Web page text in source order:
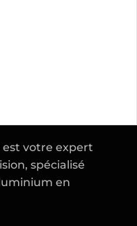
est votre expert
, spécialisé
en